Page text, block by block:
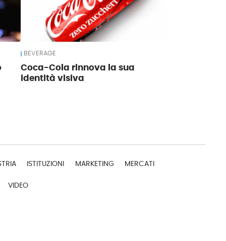
BEVERAGE
Coca-Cola rinnova la sua
identità visiva
ISTITUZIONI MARKETING MERCATI
VIDEO